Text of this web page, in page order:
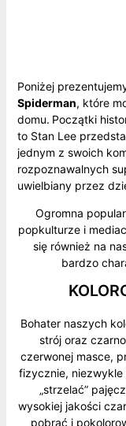
Poniżej
Spiderman, które
domu. Początki
to Stan Lee
jednym z swoich
rozpoznawalnych
uwielbiany przez
Ogromna
popkulturze i
się również na
bardzo
Bohater naszych
strój oraz
czerwonej masce,
fizycznie,
„strzelać”
wysokiej jakości
pobrać i